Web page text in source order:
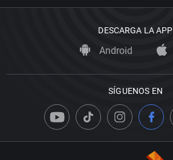
DESCARGA LA APP
Android
SÍGUENOS EN